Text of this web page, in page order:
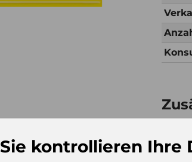
Sie kontrollieren Ihre